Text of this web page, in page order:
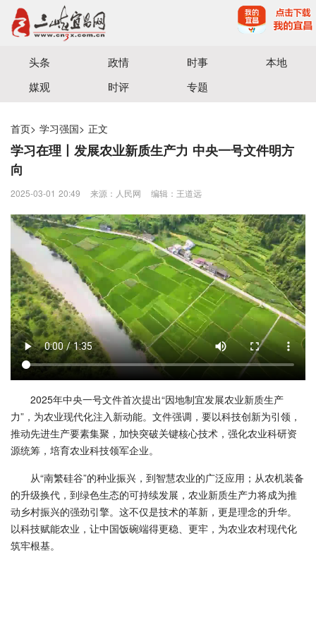
宜昌三峡融媒体中心主办
头条 政情 时事
本地
媒观
时评 专题
首页> 学习强国> 正文
学习在理丨发展农业新质生产力 中央一号文件明方
向
2025-03-01 20:49 来源：人民网 编辑：王道远
2025年中央一号文件首次提出“因地制宜发展农业新质生产
力”，为农业现代化注入新动能。文件强调，要以科技创新为引领，
推动先进生产要素集聚，加快突破关键核心技术，强化农业科研资
源统筹，培育农业科技领军企业。
从“南繁硅谷”的种业振兴，到智慧农业的广泛应用；从农机装备
的升级换代，到绿色生态的可持续发展，农业新质生产力将成为推
动乡村振兴的强劲引擎。这不仅是技术的革新，更是理念的升华。
以科技赋能农业，让中国饭碗端得更稳、更牢，为农业农村现代化
筑牢根基。